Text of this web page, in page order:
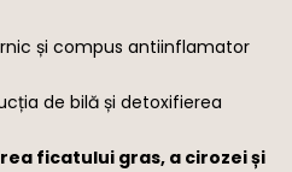
și compus antiinflamator
de bilă și detoxifierea
ficatului gras, a cirozei și